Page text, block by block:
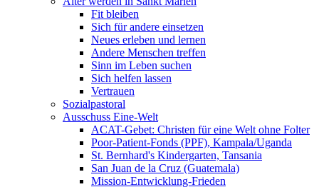
Fit bleiben
Sich für andere einsetzen
Neues erleben und lernen
Andere Menschen treffen
Sinn im Leben suchen
Sich helfen lassen
Vertrauen
Sozialpastoral
Ausschuss Eine-Welt
ACAT-Gebet: Christen für eine Welt ohne Folter
Poor-Patient-Fonds (PPF), Kampala/Uganda
St. Bernhard's Kindergarten, Tansania
San Juan de la Cruz (Guatemala)
Mission-Entwicklung-Frieden